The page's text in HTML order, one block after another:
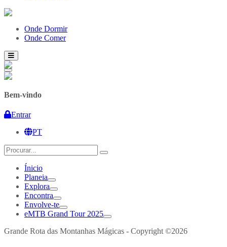
Onde Dormir
Onde Comer
Bem-vindo
Entrar
PT
Ínicio
Planeia
Explora
Encontra
Envolve-te
eMTB Grand Tour 2025
Grande Rota das Montanhas Mágicas - Copyright ©2026